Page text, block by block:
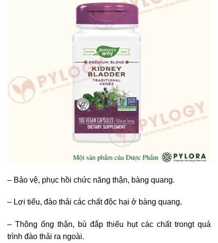
– Bảo vệ, phục hồi chức năng thận, bàng quang.
– Lợi tiểu, đào thải các chất độc hại ở bàng quang.
– Thông ống thận, bù đắp thiếu hụt các chất trongt quá
trình đào thải ra ngoài.